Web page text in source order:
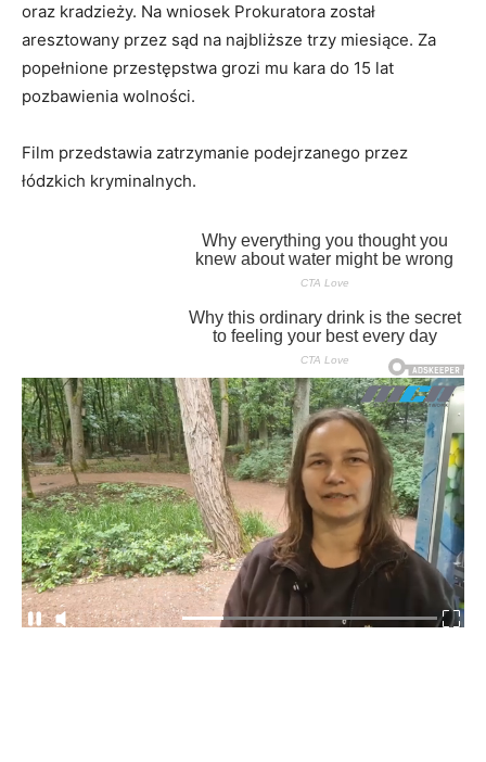
oraz kradzieży. Na wniosek Prokuratora został
aresztowany przez sąd na najbliższe trzy miesiące. Za
popełnione przestępstwa grozi mu kara do 15 lat
pozbawienia wolności.
Film przedstawia zatrzymanie podejrzanego przez
łódzkich kryminalnych.